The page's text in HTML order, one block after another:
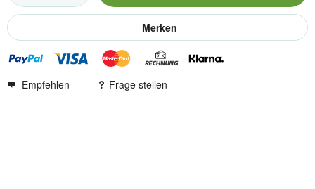
Merken
Empfehlen Frage stellen